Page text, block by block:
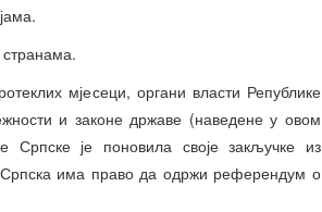
мјесеци, органи власти Републике
и законе државе (наведене у овом
Српске је поновила своје закључке из
има право да одржи референдум о